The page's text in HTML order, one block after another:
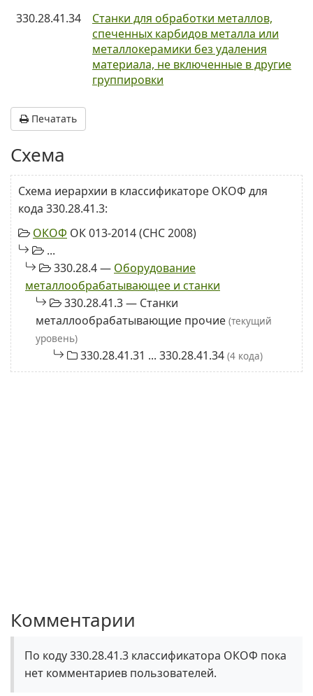
330.28.41.34
Станки для обработки металлов,
спеченных карбидов металла или
металлокерамики без удаления
материала, не включенные в другие
группировки
Печатать
Схема
Схема иерархии в классификаторе ОКОФ для
кода 330.28.41.3:
ОКОФ ОК 013-2014 (СНС 2008)
...
330.28.4 — Оборудование
металлообрабатывающее и станки
330.28.41.3 — Станки
металлообрабатывающие прочие (текущий
уровень)
330.28.41.31 ... 330.28.41.34 (4 кода)
Комментарии
По коду 330.28.41.3 классификатора ОКОФ пока
нет комментариев пользователей.